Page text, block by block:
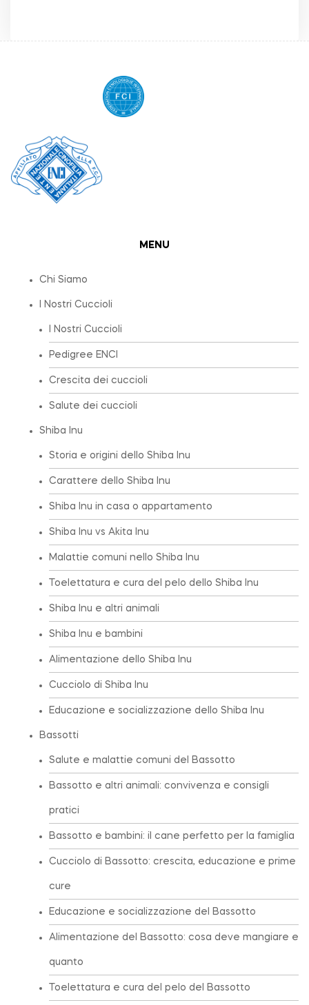
MENU
Chi Siamo
I Nostri Cuccioli
I Nostri Cuccioli
Pedigree ENCI
Crescita dei cuccioli
Salute dei cuccioli
Shiba Inu
Storia e origini dello Shiba Inu
Carattere dello Shiba Inu
Shiba Inu in casa o appartamento
Shiba Inu vs Akita Inu
Malattie comuni nello Shiba Inu
Toelettatura e cura del pelo dello Shiba Inu
Shiba Inu e altri animali
Shiba Inu e bambini
Alimentazione dello Shiba Inu
Cucciolo di Shiba Inu
Educazione e socializzazione dello Shiba Inu
Bassotti
Salute e malattie comuni del Bassotto
Bassotto e altri animali: convivenza e consigli
pratici
Bassotto e bambini: il cane perfetto per la famiglia
Cucciolo di Bassotto: crescita, educazione e prime
cure
Educazione e socializzazione del Bassotto
Alimentazione del Bassotto: cosa deve mangiare e
quanto
Toelettatura e cura del pelo del Bassotto